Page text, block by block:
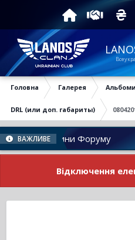
Головна Галерея
DRL (или доп. габариты)
ВАЖЛИВЕ
Новини Форуму
Відключення